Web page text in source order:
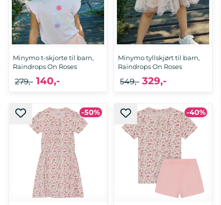
Minymo t-skjorte til barn,
Raindrops On Roses
140,-
279,-
Minymo tyllskjørt til barn,
Raindrops On Roses
329,-
549,-
-50% -40%